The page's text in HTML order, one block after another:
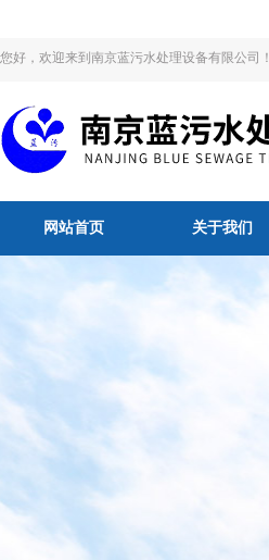
您好，欢迎来到南京蓝污水处理设备有限公司！
网站首页 关于我们